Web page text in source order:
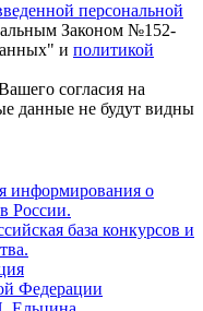
персональной
Законом №152-
и политикой
согласия на
данные не будут видны